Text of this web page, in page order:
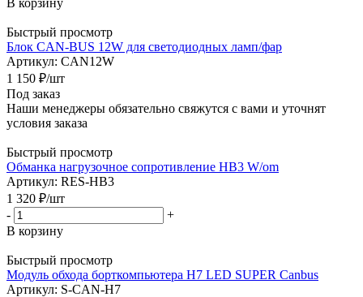
В корзину
Быстрый просмотр
Блок CAN-BUS 12W для светодиодных ламп/фар
Артикул: CAN12W
1 150 ₽/шт
Под заказ
Наши менеджеры обязательно свяжутся с вами и уточнят
условия заказа
Быстрый просмотр
Обманка нагрузочное сопротивление HB3 W/оm
Артикул: RES-HB3
1 320 ₽/шт
-
+
В корзину
Быстрый просмотр
Модуль обхода борткомпьютера H7 LED SUPER Canbus
Артикул: S-CAN-H7